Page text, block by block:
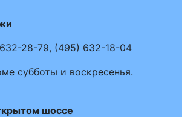
632-28-79, (495) 632-18-04
субботы и воскресенья.
шоссе